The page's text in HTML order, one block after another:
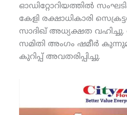
ഓഡിറ്റോറിയത്തില്‍
കേളി രക്ഷാധികാരി
സാദിഖ് അധ്യക്ഷത വഹിച്ചു.
സമിതി അംഗം ഷമീര്‍
കുറിപ്പ് അവതരിപ്പിച്ചു.